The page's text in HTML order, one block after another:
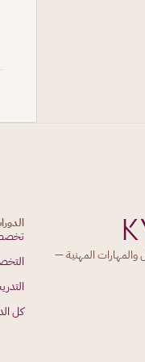
والمهارات المهنية —
كل